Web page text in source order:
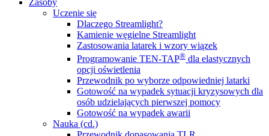
Uczenie się
Dlaczego Streamlight?
Kamienie węgielne Streamlight
Zastosowania latarek i wzory wiązek
Programowanie TEN-TAP® dla elastycznych
opcji oświetlenia
Przewodnik po wyborze odpowiedniej latarki
Gotowość na wypadek sytuacji kryzysowych dla
osób udzielających pierwszej pomocy
Gotowość na wypadek awarii
Nauka (cd.)